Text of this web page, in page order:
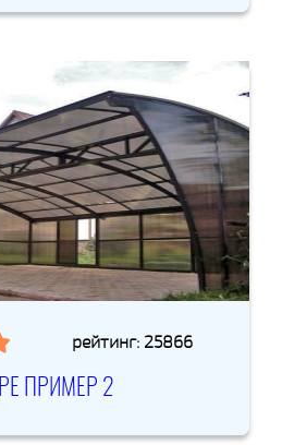
рейтинг: 25866
ПРИМЕР 2